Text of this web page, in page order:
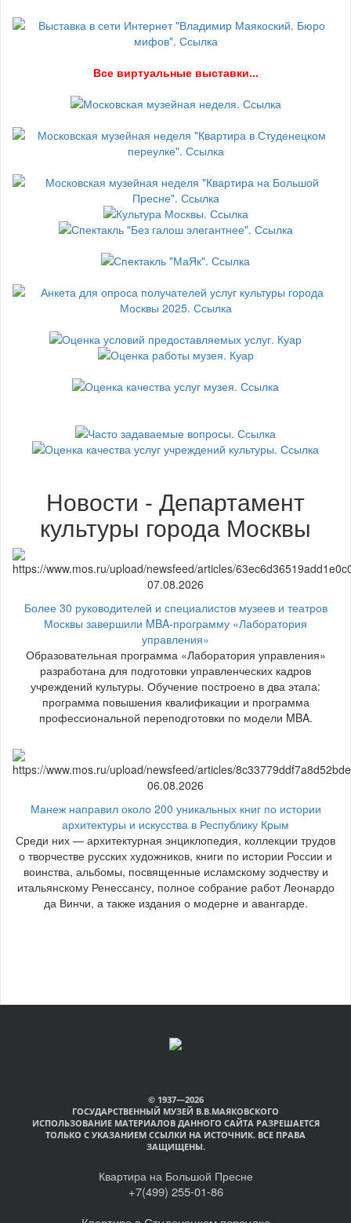
Все виртуальные выставки...
Новости - Департамент
культуры города Москвы
07.08.2026
Более 30 руководителей и специалистов музеев и театров
Москвы завершили MBA-программу «Лаборатория
управления»
Образовательная программа «Лаборатория управления»
разработана для подготовки управленческих кадров
учреждений культуры. Обучение построено в два этапа:
программа повышения квалификации и программа
профессиональной переподготовки по модели MBA.
06.08.2026
Манеж направил около 200 уникальных книг по истории
архитектуры и искусства в Республику Крым
Среди них — архитектурная энциклопедия, коллекции трудов
о творчестве русских художников, книги по истории России и
воинства, альбомы, посвященные исламскому зодчеству и
итальянскому Ренессансу, полное собрание работ Леонардо
да Винчи, а также издания о модерне и авангарде.
© 1937—2026
ГОСУДАРСТВЕННЫЙ МУЗЕЙ В.В.МАЯКОВСКОГО
ИСПОЛЬЗОВАНИЕ МАТЕРИАЛОВ ДАННОГО САЙТА РАЗРЕШАЕТСЯ
ТОЛЬКО С УКАЗАНИЕМ ССЫЛКИ НА ИСТОЧНИК. ВСЕ ПРАВА
ЗАЩИЩЕНЫ.
Квартира на Большой Пресне
+7(499) 255-01-86